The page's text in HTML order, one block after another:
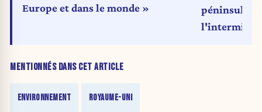
MENTIONNÉS DANS CET ARTICLE
ENVIRONNEMENT ROYAUME-UNI
Europe et dans le monde »
péninsule